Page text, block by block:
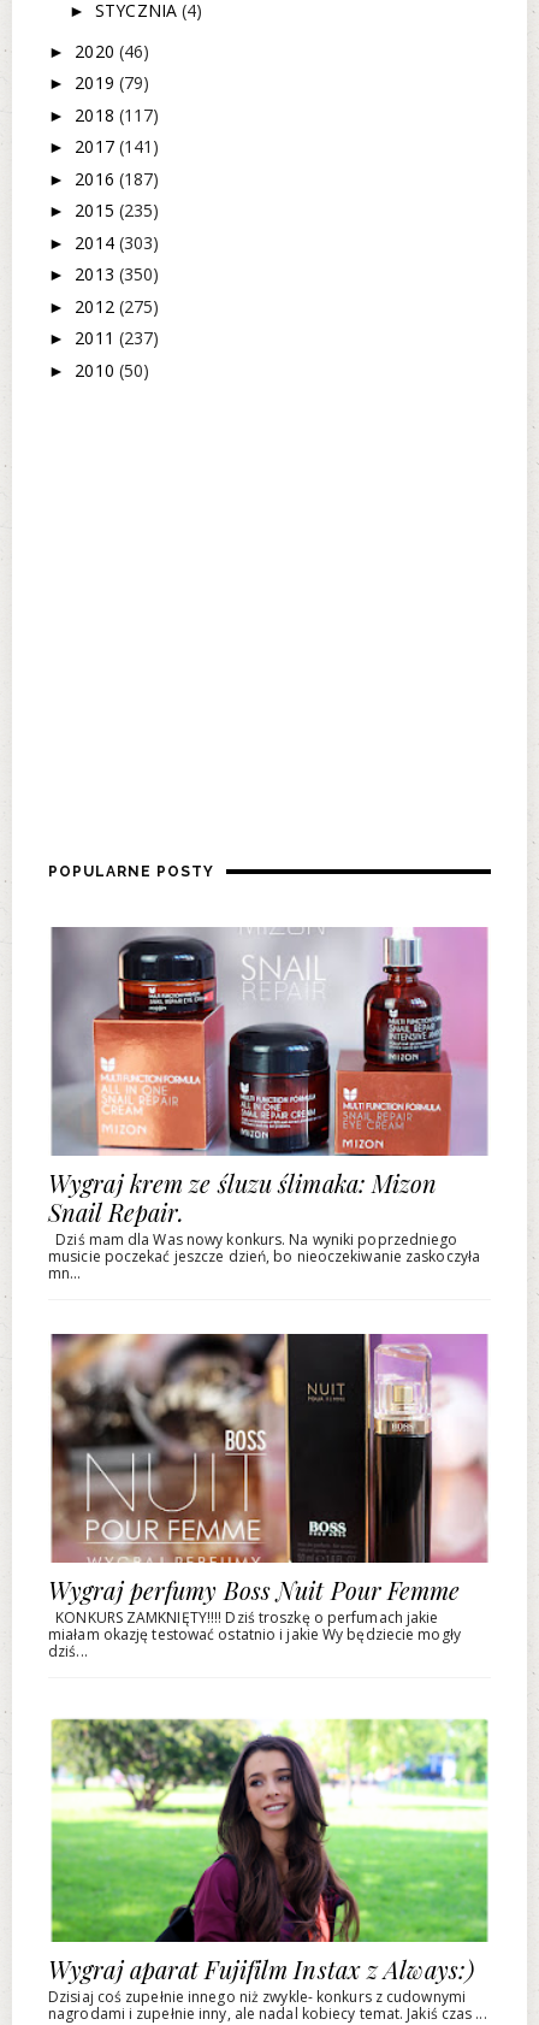
►STYCZNIA(4)
► 2020 (46)
► 2019 (79)
► 2018 (117)
► 2017 (141)
► 2016 (187)
► 2015 (235)
► 2014 (303)
► 2013 (350)
► 2012 (275)
► 2011 (237)
► 2010 (50)
POPULARNE POSTY
Wygraj krem ze śluzu ślimaka: Mizon
Snail Repair.
Dziś mam dla Was nowy konkurs. Na wyniki poprzedniego
musicie poczekać jeszcze dzień, bo nieoczekiwanie zaskoczyła
mn...
Wygraj perfumy Boss Nuit Pour Femme
KONKURS ZAMKNIĘTY!!!! Dziś troszkę o perfumach jakie
miałam okazję testować ostatnio i jakie Wy będziecie mogły
dziś...
Wygraj aparat Fujifilm Instax z Always:)
Dzisiaj coś zupełnie innego niż zwykle- konkurs z cudownymi
nagrodami i zupełnie inny, ale nadal kobiecy temat. Jakiś czas ...